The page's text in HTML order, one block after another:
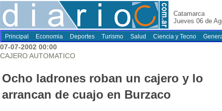
Catamarca
Jueves 06 de
Principal Economia Deportes Turismo Salud Ciencia y Tecno
07-07-2002 00:00
CAJERO AUTOMATICO
Ocho ladrones roban un cajero y lo
arrancan de cuajo en Burzaco